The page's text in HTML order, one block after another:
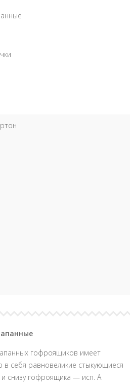
гофроящиков имеет
себя равновеликие стыкующиеся
снизу гофроящика — исп. А